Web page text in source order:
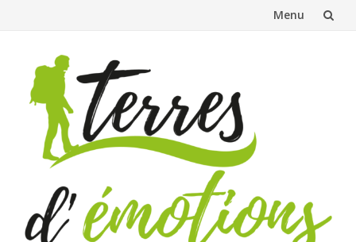
Menu
contenu